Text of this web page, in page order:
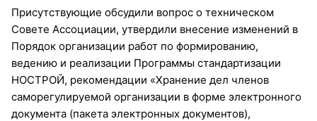
Присутствующие обсудили вопрос о техническом
Совете Ассоциации, утвердили внесение изменений в
Порядок организации работ по формированию,
ведению и реализации Программы стандартизации
НОСТРОЙ, рекомендации «Хранение дел членов
саморегулируемой организации в форме электронного
документа (пакета электронных документов),